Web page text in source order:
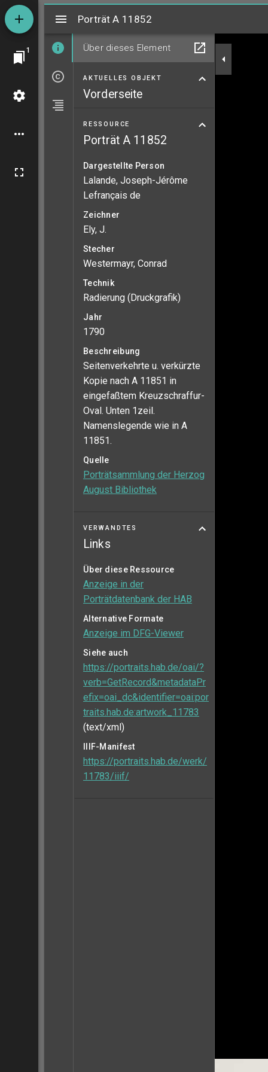
1
MiradorPorträt A 11852
Über dieses Element
AKTUELLES OBJEKT
Vorderseite
RESSOURCE
Porträt A 11852
Dargestellte Person
Lalande, Joseph-Jérôme
Lefrançais de
Zeichner
Ely, J.
Stecher
Westermayr, Conrad
Technik
Radierung (Druckgrafik)
Jahr
1790
Beschreibung
Seitenverkehrte u. verkürzte
Kopie nach A 11851 in
eingefaßtem Kreuzschraffur-
Oval. Unten 1zeil.
Namenslegende wie in A
11851.
Quelle
Porträtsammlung der Herzog
August Bibliothek
VERWANDTES
Links
Über diese Ressource
Anzeige in der
Porträtdatenbank der HAB
Alternative Formate
Anzeige im DFG-Viewer
Siehe auch
https://portraits.hab.de/oai/?
verb=GetRecord&metadataPr
efix=oai_dc&identifier=oai:por
traits.hab.de:artwork_11783
(text/xml)
IIIF-Manifest
https://portraits.hab.de/werk/
11783/iiif/
Porträt A 11852